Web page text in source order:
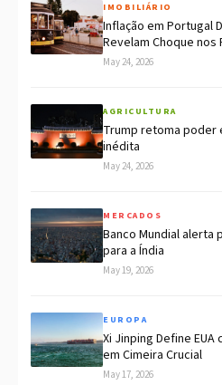
IMOBILIÁRIO
Inflação em Portugal
Revelam Choque nos
May 24, 2026
AGRICULTURA
Trump retoma poder
inédita
May 24, 2026
MERCADOS
Banco Mundial alerta
para a Índia
May 19, 2026
EUROPA
Xi Jinping Define
em Cimeira Crucial
May 17, 2026